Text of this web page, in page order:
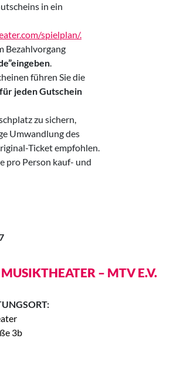
in ein
spielplan/.
Bezahlvorgang
.
führen Sie die
für jeden Gutschein
zu sichern,
Umwandlung des
Ticket empfohlen.
pro Person kauf- und
– MTV E.V.
3b